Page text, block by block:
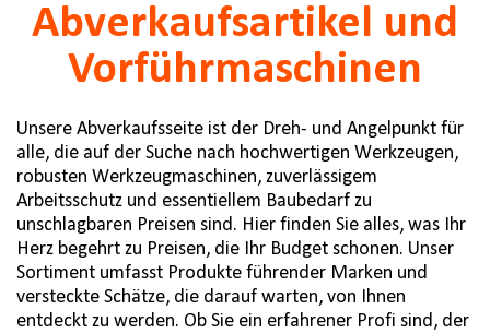
Abverkaufsartikel und
Vorführmaschinen
Unsere Abverkaufsseite ist der Dreh- und Angelpunkt für
alle, die auf der Suche nach hochwertigen Werkzeugen,
robusten Werkzeugmaschinen, zuverlässigem
Arbeitsschutz und essentiellem Baubedarf zu
unschlagbaren Preisen sind. Hier finden Sie alles, was Ihr
Herz begehrt zu Preisen, die Ihr Budget schonen. Unser
Sortiment umfasst Produkte führender Marken und
versteckte Schätze, die darauf warten, von Ihnen
entdeckt zu werden. Ob Sie ein erfahrener Profi sind, der